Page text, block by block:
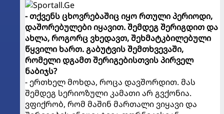
- თქვენს ცხოვრებაშიც იყო რთული პერიოდი,
დაშორებულები იყავით. შემდეგ შერიგდით და
ახლა, როგორც ვხედავთ, შეხმატკბილებული
წყვილი ხართ. გაბუტვის შემთხვევაში,
რომელი დგამთ შერიგებისთვის პირველ
ნაბიჯს?
- ერთხელ მოხდა, როცა დავშორდით. მას
შემდეგ სერიოზული კამათი არ გვქონია.
ვფიქრობ, რომ მაშინ მართალი ვიყავი და